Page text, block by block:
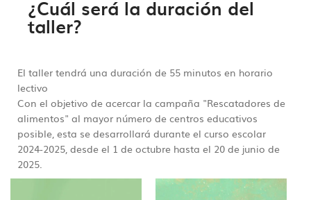
¿Cuál será la duración del
taller?
El taller tendrá una duración de 55 minutos en horario
lectivo
Con el objetivo de acercar la campaña "Rescatadores de
alimentos" al mayor número de centros educativos
posible, esta se desarrollará durante el curso escolar
2024-2025, desde el 1 de octubre hasta el 20 de junio de
2025.